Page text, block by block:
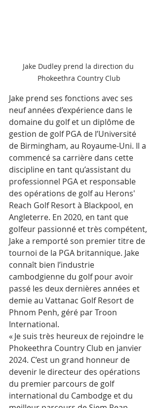
Jake Dudley prend la direction du
Phokeethra Country Club
Jake prend ses fonctions avec ses
neuf années d’expérience dans le
domaine du golf et un diplôme de
gestion de golf PGA de l’Université
de Birmingham, au Royaume-Uni. Il a
commencé sa carrière dans cette
discipline en tant qu’assistant du
professionnel PGA et responsable
des opérations de golf au Herons'
Reach Golf Resort à Blackpool, en
Angleterre. En 2020, en tant que
golfeur passionné et très compétent,
Jake a remporté son premier titre de
tournoi de la PGA britannique. Jake
connaît bien l’industrie
cambodgienne du golf pour avoir
passé les deux dernières années et
demie au Vattanac Golf Resort de
Phnom Penh, géré par Troon
International.
« Je suis très heureux de rejoindre le
Phokeethra Country Club en janvier
2024. C’est un grand honneur de
devenir le directeur des opérations
du premier parcours de golf
international du Cambodge et du